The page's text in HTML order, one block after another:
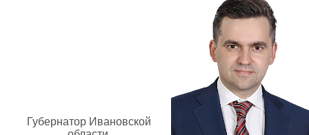
Губернатор Ивановской